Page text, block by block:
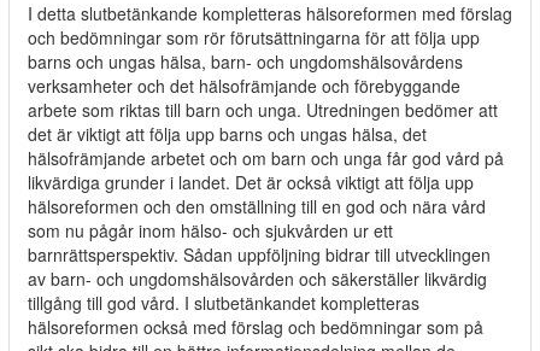
I detta slutbetänkande kompletteras hälsoreformen med förslag
och bedömningar som rör förutsättningarna för att följa upp
barns och ungas hälsa, barn- och ungdomshälsovårdens
verksamheter och det hälsofrämjande och förebyggande
arbete som riktas till barn och unga. Utredningen bedömer att
det är viktigt att följa upp barns och ungas hälsa, det
hälsofrämjande arbetet och om barn och unga får god vård på
likvärdiga grunder i landet. Det är också viktigt att följa upp
hälsoreformen och den omställning till en god och nära vård
som nu pågår inom hälso- och sjukvården ur ett
barnrättsperspektiv. Sådan uppföljning bidrar till utvecklingen
av barn- och ungdomshälsovården och säkerställer likvärdig
tillgång till god vård. I slutbetänkandet kompletteras
hälsoreformen också med förslag och bedömningar som på